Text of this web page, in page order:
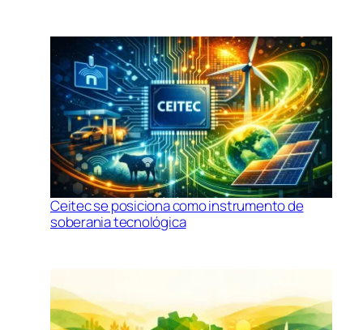
Ceitec se posiciona como instrumento de
soberania tecnológica